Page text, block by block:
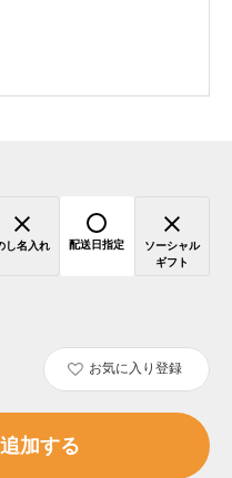
し名入れ 配送日指定
ソーシャル
ギフト
お気に入り登録